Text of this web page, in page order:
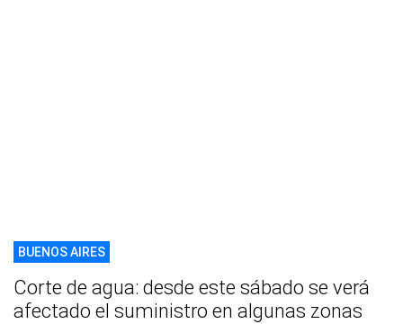
BUENOS AIRES
Corte de agua: desde este sábado se verá
afectado el suministro en algunas zonas